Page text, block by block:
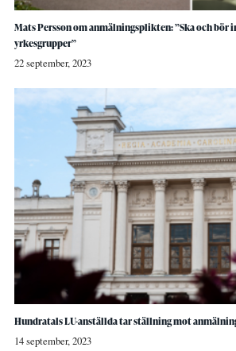
Mats Persson om anmälningsplikten: ”Ska och bör
yrkesgrupper”
22 september, 2023
Hundratals LU-anställda tar ställning mot
14 september, 2023